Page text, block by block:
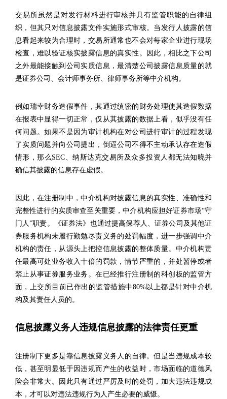
交易所虽然是对发行材料进行审核并具有监管职能的自律组
织，但其只对信息披露文件实施形式审核。当发行人披露的信
息看起来较为合理时，交易所通常也不会对每家企业进行现场
检查，难以验证核实披露信息的真实性。因此，相比之下公司
之外最能接触到公司实质信息，最清楚公司披露信息质量的就
是证券公司、会计师事务所、律师事务所等中介机构。
例如瑞幸财务造假事件，其通过缜密的财务处理使其造假数据
在报表中显得一切正常，仅从其披露的数据上看，似乎没有任
何问题。如果不是因为审计机构在对公司进行审计的过程发现
了实质问题并向公司提出，倒逼公司不得不主动承认存在造假
情形，那么SEC、纳斯达克交易所及众多投资人都无法知晓并
确信其披露的信息存在虚假。
因此，在注册制中，中介机构对披露信息的真实性、准确性和
完整性进行的实质审查至关重要，中介机构应担好证券市场“守
门人”职责。《证券法》也通过提高保荐人、证券公司及其他证
券服务机构未履行勤勉尽责义务的处罚幅度，进一步强调中介
机构的责任，从源头上把控信息披露的整体质量。中介机构责
任最高可处业务收入十倍的罚款，情节严重的，并处暂停或者
禁止从事证券服务业务。在已经推行注册制的科创板的监管方
面，上交所目前已作出的监管措施中80%以上都是针对中介机
构及其责任人员的。
信息披露义务人违规信息披露的法律责任更重
注册制下更多是靠信息披露义务人的自律。但是当违规成本较
低，甚至明显低于因违规而产生的收益时，市场面临的道德风
险会非常大。因此只有通过严厉及时的处罚，加大违法违规成
本，才可以对违法违规行为人产生必要的威慑。